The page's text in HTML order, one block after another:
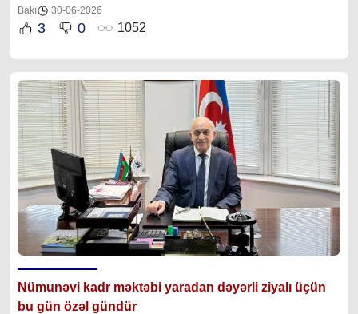
Bakı 30-06-2026
3 0 1052
Nümunəvi kadr məktəbi yaradan dəyərli ziyalı üçün
bu gün özəl gündür